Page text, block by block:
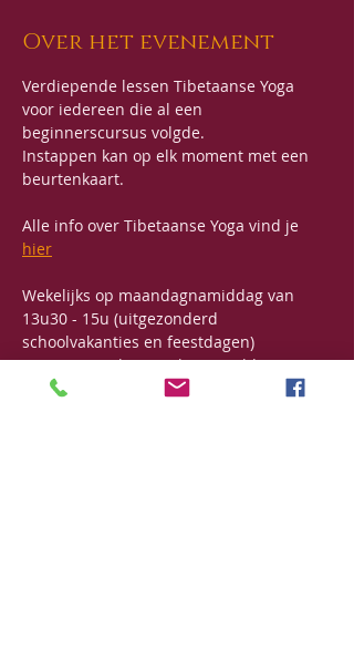
Over het evenement
Verdiepende lessen Tibetaanse Yoga
voor iedereen die al een
beginnerscursus volgde.
Instappen kan op elk moment met een
beurtenkaart.
Alle info over Tibetaanse Yoga vind je
hier
Wekelijks op maandagnamiddag van
13u30 - 15u (uitgezonderd
schoolvakanties en feestdagen)
Prijs: 125€/6-beurtenkaart (geldig voor 5
maanden)